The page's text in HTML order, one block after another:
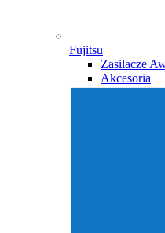
Fujitsu
Zasilacze
Akcesoria